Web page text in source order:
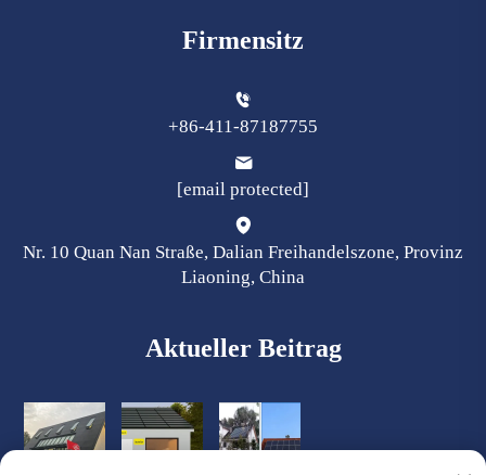
Firmensitz
+86-411-87187755
[email protected]
Nr. 10 Quan Nan Straße, Dalian Freihandelszone, Provinz
Liaoning, China
Aktueller Beitrag